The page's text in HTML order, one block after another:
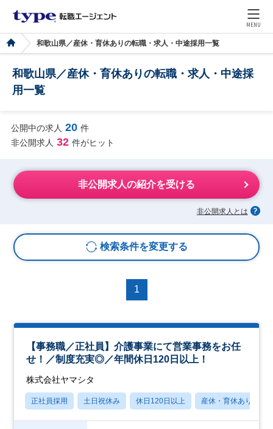
MENU
和歌山県／産休・育休ありの転職・求人・中途採用一覧
和歌山県／産休・育休ありの転職・求人・中途採
用一覧
公開中の求人 20 件
非公開求人 32 件がヒット
非公開求人の紹介を受ける
非公開求人とは
検索条件を変更する
1
【事務職／正社員】介護事業にて営業事務をお任
せ！／制度充実◎／年間休日120日以上！
株式会社ヤマシタ
正社員採用 土日祝休み 休日120日以上 産休・育休あり